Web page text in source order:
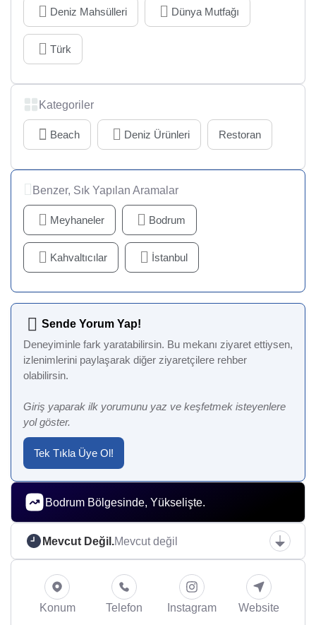
Deniz Mahsülleri Dünya Mutfağı
Türk
Kategoriler
Beach Deniz Ürünleri Restoran
Benzer, Sık Yapılan Aramalar
Meyhaneler Bodrum
Kahvaltıcılar İstanbul
Sende Yorum Yap!
Deneyiminle fark yaratabilirsin. Bu mekanı ziyaret ettiysen,
izlenimlerini paylaşarak diğer ziyaretçilere rehber
olabilirsin.
Giriş yaparak ilk yorumunu yaz ve keşfetmek isteyenlere
yol göster.
Tek Tıkla Üye Ol!
Bodrum Bölgesinde, Yükselişte.
Mevcut Değil.Mevcut değil
Konum Telefon Instagram Website